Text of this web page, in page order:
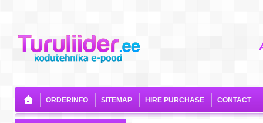
ORDERINFO SITEMAP HIRE PURCHASE CONTACT